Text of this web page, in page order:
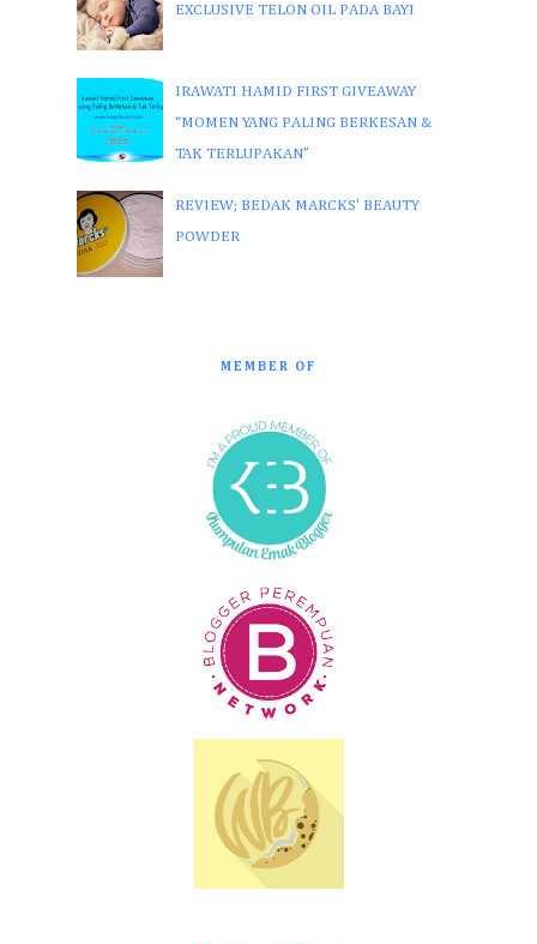
EXCLUSIVE TELON OIL PADA BAYI
IRAWATI HAMID FIRST GIVEAWAY
“MOMEN YANG PALING BERKESAN &
TAK TERLUPAKAN”
REVIEW; BEDAK MARCKS' BEAUTY
POWDER
MEMBER OF